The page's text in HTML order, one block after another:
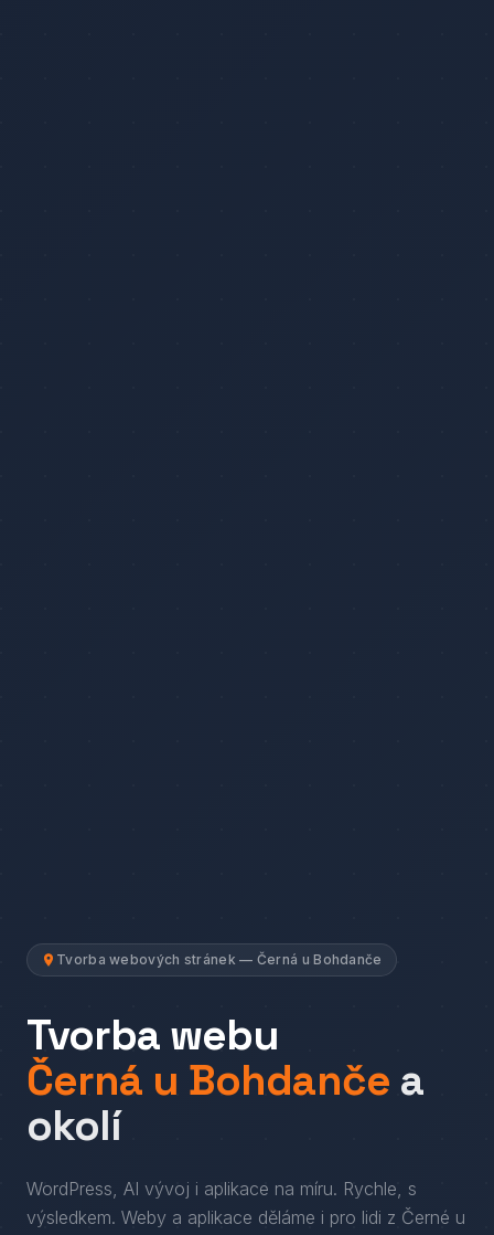
Tvorba webových stránek — Černá u Bohdanče
Tvorba webu
Černá u Bohdanče a
okolí
WordPress, AI vývoj i aplikace na míru. Rychle, s
výsledkem. Weby a aplikace děláme i pro lidi z Černé u